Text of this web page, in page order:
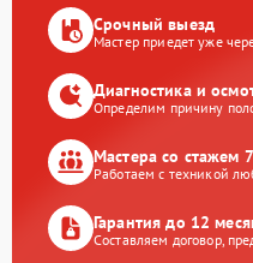
Срочный выезд
Мастер приедет уже
Диагностика и
Определим причину
Мастера со стажем
Работаем с техникой
Гарантия до 12
Составляем договор,